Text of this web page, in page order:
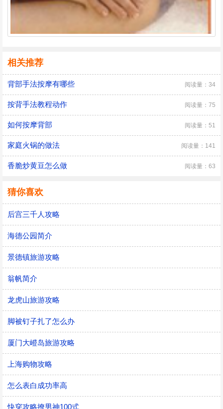
相关推荐
背部手法按摩有哪些 阅读量：34
按背手法教程动作 阅读量：75
如何按摩背部 阅读量：51
家庭火锅的做法 阅读量：141
香脆炒黄豆怎么做 阅读量：63
猜你喜欢
后宫三千人攻略
海德公园简介
景德镇旅游攻略
翁帆简介
龙虎山旅游攻略
脚被钉子扎了怎么办
厦门大嶝岛旅游攻略
上海购物攻略
怎么表白成功率高
快穿攻略撩男神100式